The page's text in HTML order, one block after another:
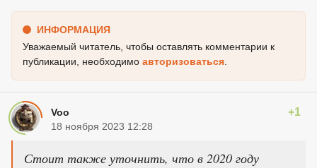
ИНФОРМАЦИЯ
Уважаемый читатель, чтобы оставлять комментарии к
публикации, необходимо авторизоваться.
Voo +1
18 ноября 2023 12:28
Стоит также уточнить, что в 2020 году